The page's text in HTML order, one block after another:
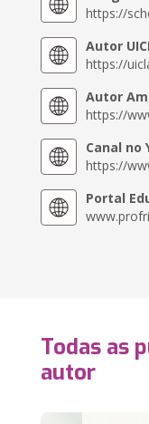
https://
Autor
https://
Autor
https://
Canal no
https://
Portal
Todas as
autor